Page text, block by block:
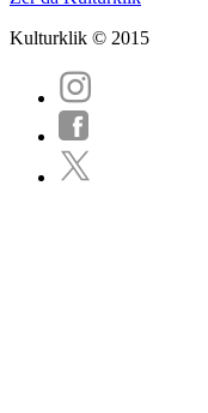
Kulturklik © 2015